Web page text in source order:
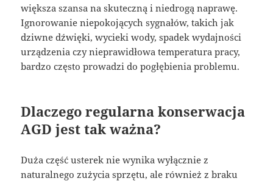
większa szansa na skuteczną i niedrogą naprawę.
Ignorowanie niepokojących sygnałów, takich jak
dziwne dźwięki, wycieki wody, spadek wydajności
urządzenia czy nieprawidłowa temperatura pracy,
bardzo często prowadzi do pogłębienia problemu.
Dlaczego regularna konserwacja
AGD jest tak ważna?
Duża część usterek nie wynika wyłącznie z
naturalnego zużycia sprzętu, ale również z braku